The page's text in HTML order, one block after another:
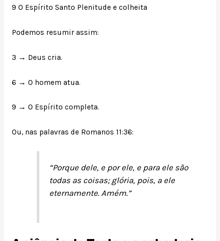
9 O Espírito Santo Plenitude e colheita
Podemos resumir assim:
3 → Deus cria.
6 → O homem atua.
9 → O Espírito completa.
Ou, nas palavras de Romanos 11:36:
“Porque dele, e por ele, e para ele são
todas as coisas; glória, pois, a ele
eternamente. Amém.”